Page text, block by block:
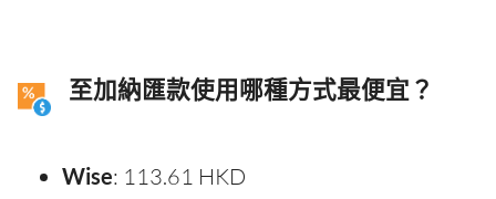
至加納匯款使用哪種方式最便宜？
Wise: 113.61 HKD